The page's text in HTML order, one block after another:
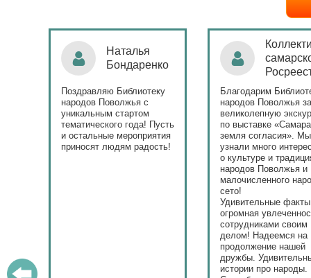
Наталья
Бондаренко
Поздравляю Библиотеку
народов Поволжья с
уникальным стартом
тематического года! Пусть
и остальные мероприятия
приносят людям радость!
Благодарим
народов Поволжья
великолепную
по выставке
земля согласия». Мы
узнали много
о культуре и
народов Поволжья и
малочисленного
сето!
Удивительные
огромная
сотрудниками своим
делом! Надеемся на
продолжение нашей
дружбы.
истории про народы.